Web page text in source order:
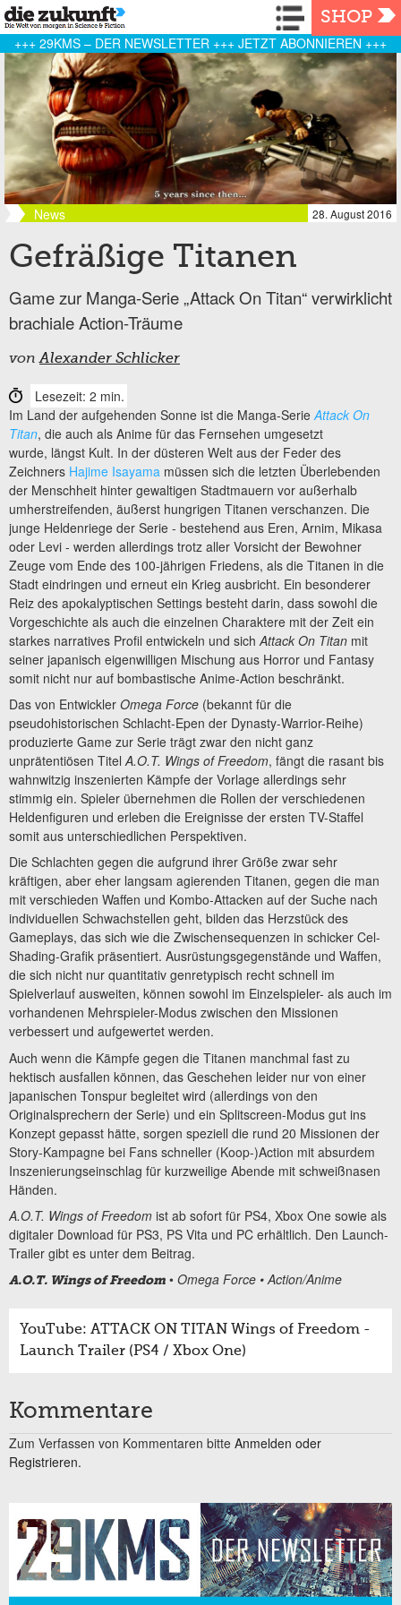
Navigation
SHOP
+++ 29KMS – DER NEWSLETTER +++ JETZT ABONNIEREN +++
News 28. August 2016
Gefräßige Titanen
Game zur Manga-Serie „Attack On Titan“ verwirklicht
brachiale Action-Träume
vonAlexander Schlicker
Lesezeit: 2 min.
Im Land der aufgehenden Sonne ist die Manga-Serie Attack On
Titan, die auch als Anime für das Fernsehen umgesetzt
wurde, längst Kult. In der düsteren Welt aus der Feder des
Zeichners Hajime Isayama müssen sich die letzten Überlebenden
der Menschheit hinter gewaltigen Stadtmauern vor außerhalb
umherstreifenden, äußerst hungrigen Titanen verschanzen. Die
junge Heldenriege der Serie - bestehend aus Eren, Arnim, Mikasa
oder Levi - werden allerdings trotz aller Vorsicht der Bewohner
Zeuge vom Ende des 100-jährigen Friedens, als die Titanen in die
Stadt eindringen und erneut ein Krieg ausbricht. Ein besonderer
Reiz des apokalyptischen Settings besteht darin, dass sowohl die
Vorgeschichte als auch die einzelnen Charaktere mit der Zeit ein
starkes narratives Profil entwickeln und sich Attack On Titan mit
seiner japanisch eigenwilligen Mischung aus Horror und Fantasy
somit nicht nur auf bombastische Anime-Action beschränkt.
Das von Entwickler Omega Force (bekannt für die
pseudohistorischen Schlacht-Epen der Dynasty-Warrior-Reihe)
produzierte Game zur Serie trägt zwar den nicht ganz
unprätentiösen Titel A.O.T. Wings of Freedom, fängt die rasant bis
wahnwitzig inszenierten Kämpfe der Vorlage allerdings sehr
stimmig ein. Spieler übernehmen die Rollen der verschiedenen
Heldenfiguren und erleben die Ereignisse der ersten TV-Staffel
somit aus unterschiedlichen Perspektiven.
Die Schlachten gegen die aufgrund ihrer Größe zwar sehr
kräftigen, aber eher langsam agierenden Titanen, gegen die man
mit verschieden Waffen und Kombo-Attacken auf der Suche nach
individuellen Schwachstellen geht, bilden das Herzstück des
Gameplays, das sich wie die Zwischensequenzen in schicker Cel-
Shading-Grafik präsentiert. Ausrüstungsgegenstände und Waffen,
die sich nicht nur quantitativ genretypisch recht schnell im
Spielverlauf ausweiten, können sowohl im Einzelspieler- als auch im
vorhandenen Mehrspieler-Modus zwischen den Missionen
verbessert und aufgewertet werden.
Auch wenn die Kämpfe gegen die Titanen manchmal fast zu
hektisch ausfallen können, das Geschehen leider nur von einer
japanischen Tonspur begleitet wird (allerdings von den
Originalsprechern der Serie) und ein Splitscreen-Modus gut ins
Konzept gepasst hätte, sorgen speziell die rund 20 Missionen der
Story-Kampagne bei Fans schneller (Koop-)Action mit absurdem
Inszenierungseinschlag für kurzweilige Abende mit schweißnasen
Händen.
A.O.T. Wings of Freedom ist ab sofort für PS4, Xbox One sowie als
digitaler Download für PS3, PS Vita und PC erhältlich. Den Launch-
Trailer gibt es unter dem Beitrag.
A.O.T. Wings of Freedom • Omega Force • Action/Anime
YouTube: ATTACK ON TITAN Wings of Freedom -
Launch Trailer (PS4 / Xbox One)
Kommentare
Zum Verfassen von Kommentaren bitte Anmelden oder
Registrieren.